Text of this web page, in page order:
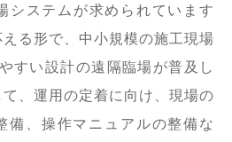
システムが求められています
る形で、中小規模の施工現場
すい設計の遠隔臨場が普及し
、運用の定着に向け、現場の
備、操作マニュアルの整備な